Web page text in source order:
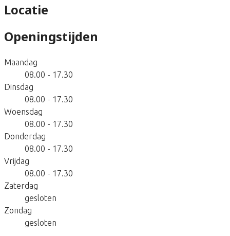
Locatie
Openingstijden
Maandag
08.00 - 17.30
Dinsdag
08.00 - 17.30
Woensdag
08.00 - 17.30
Donderdag
08.00 - 17.30
Vrijdag
08.00 - 17.30
Zaterdag
gesloten
Zondag
gesloten